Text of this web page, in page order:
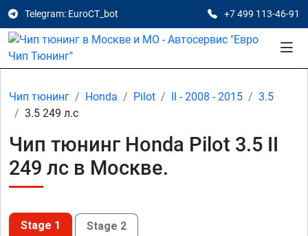
Telegram: EuroCT_bot +7 499 113-46-91
Чип тюнинг Honda Pilot II - 2008 - 2015
3.5
3.5 249 л.с
Чип тюнинг Honda Pilot 3.5 II
249 лс в Москве.
Stage 1 Stage 2